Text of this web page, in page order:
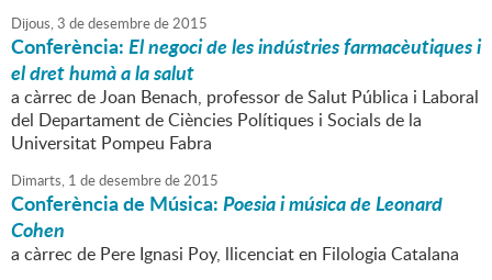
Dijous,3 dedesembrede2015
Conferència:El negoci de les indústries farmacèutiques i
el dret humà a la salut
a càrrec de Joan Benach, professor de Salut Pública i Laboral
del Departament de Ciències Polítiques i Socials de la
Universitat Pompeu Fabra
Dimarts, 1 dedesembrede2015
Conferència de Música:Poesia i música de Leonard
Cohen
a càrrec de Pere Ignasi Poy, llicenciat en Filologia Catalana